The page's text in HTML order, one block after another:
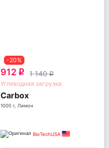
-20%
912 q 1 140q
Углеводная загрузка
Carbox
1000 г, Лимон
BioTechUSA